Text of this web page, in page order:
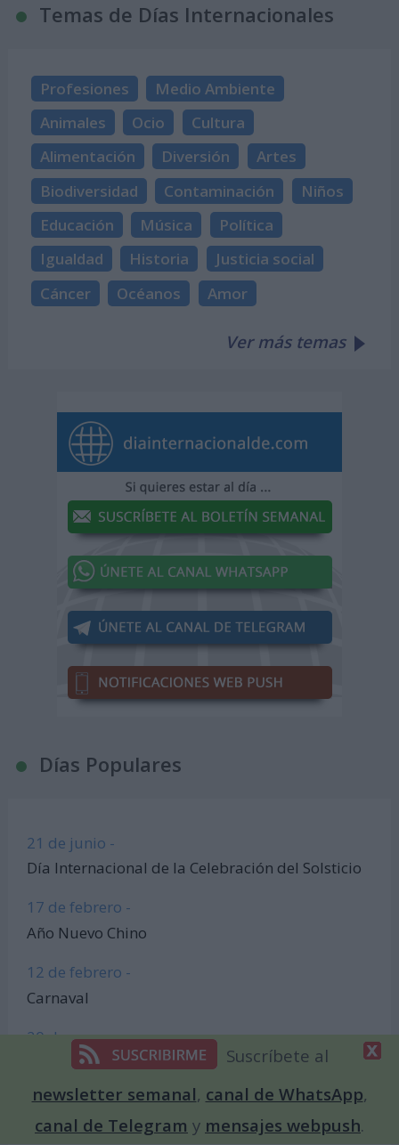
Temas de Días Internacionales
Profesiones
Medio Ambiente
Animales
Ocio
Cultura
Alimentación
Diversión
Artes
Biodiversidad
Contaminación
Niños
Educación
Música
Política
Igualdad
Historia
Justicia social
Cáncer
Océanos Amor
Ver más temas
Días Populares
21 de junio -
Día Internacional de la Celebración del Solsticio
17 de febrero -
Año Nuevo Chino
12 de febrero -
Carnaval
20 de marzo -
Equinoccio de Primavera
18 de octubre -
Día de la Madre (Argentina)
Suscríbete al
newsletter semanal, canal de WhatsApp,
canal de Telegram y mensajes webpush.